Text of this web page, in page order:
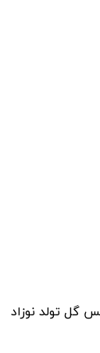
گل تولد نوزاد